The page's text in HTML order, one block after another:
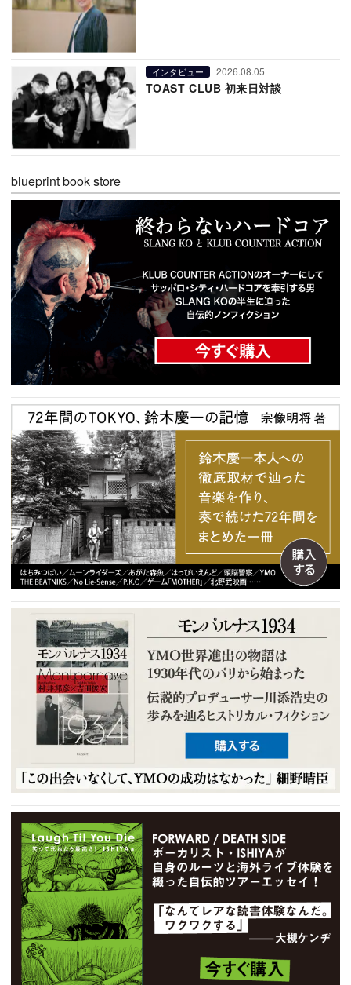
インタビュー 2026.08.05
TOAST CLUB 初来日対談
blueprint book store